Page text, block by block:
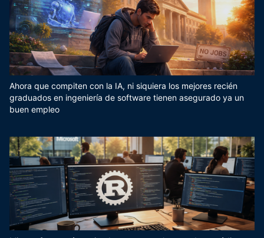
Ahora que compiten con la IA, ni siquiera los mejores recién
graduados en ingeniería de software tienen asegurado ya un
buen empleo